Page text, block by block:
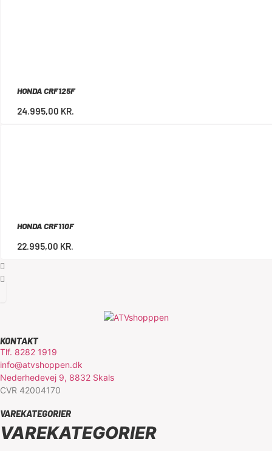
HONDA CRF125F
24.995,00 KR.
HONDA CRF110F
22.995,00 KR.
KONTAKT
Tlf. 8282 1919
info@atvshoppen.dk
Nederhedevej 9, 8832 Skals
CVR 42004170
VAREKATEGORIER
VAREKATEGORIER